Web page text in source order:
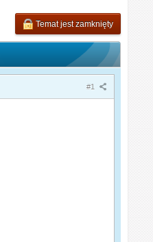
Temat jest zamknięty
#1